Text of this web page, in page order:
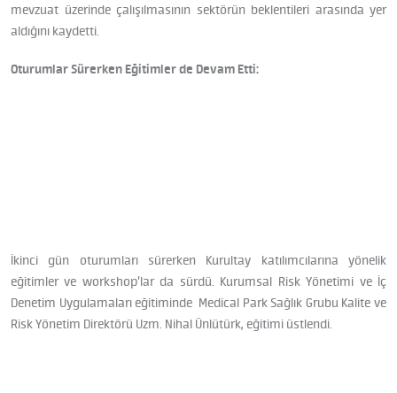
mevzuat üzerinde çalışılmasının sektörün beklentileri arasında yer
aldığını kaydetti.
Oturumlar Sürerken Eğitimler de Devam Etti:
İkinci gün oturumları sürerken Kurultay katılımcılarına yönelik
eğitimler ve workshop’lar da sürdü. Kurumsal Risk Yönetimi ve İç
Denetim Uygulamaları eğitiminde Medical Park Sağlık Grubu Kalite ve
Risk Yönetim Direktörü Uzm. Nihal Ünlütürk, eğitimi üstlendi.